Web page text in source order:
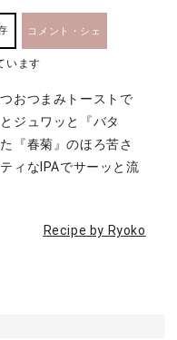
コメント・シェ
います
おつまみトーストで
ジュワッと『バタ
『春菊』のほろ苦さ
ィなIPAでサーッと流
Recipe by Ryoko